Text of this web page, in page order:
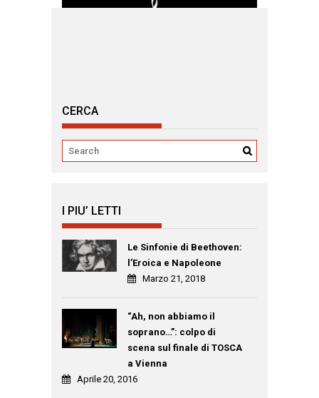
CERCA
I PIU’ LETTI
Le Sinfonie di Beethoven:
l’Eroica e Napoleone
Marzo 21, 2018
“Ah, non abbiamo il
soprano…”: colpo di
scena sul finale di TOSCA
a Vienna
Aprile 20, 2016